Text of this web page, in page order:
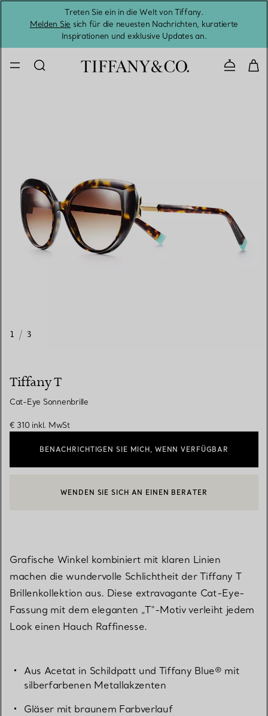
Treten Sie ein in die Welt von Tiffany.
Melden Sie sich für die neuesten Nachrichten, kuratierte
Inspirationen und exklusive Updates an.
1 / 3
Tiffany T
Cat-Eye Sonnenbrille
€ 310 inkl. MwSt
BENACHRICHTIGEN SIE MICH, WENN VERFÜGBAR
EINEN KUNDENBERATER KONTAKTIEREN ODER EINEN
WENDEN SIE SICH AN EINEN BERATER
Grafische Winkel kombiniert mit klaren Linien
machen die wundervolle Schlichtheit der Tiffany T
Brillenkollektion aus. Diese extravagante Cat-Eye-
Fassung mit dem eleganten „T“-Motiv verleiht jedem
Look einen Hauch Raffinesse.
Aus Acetat in Schildpatt und Tiffany Blue® mit
silberfarbenen Metallakzenten
Gläser mit braunem Farbverlauf